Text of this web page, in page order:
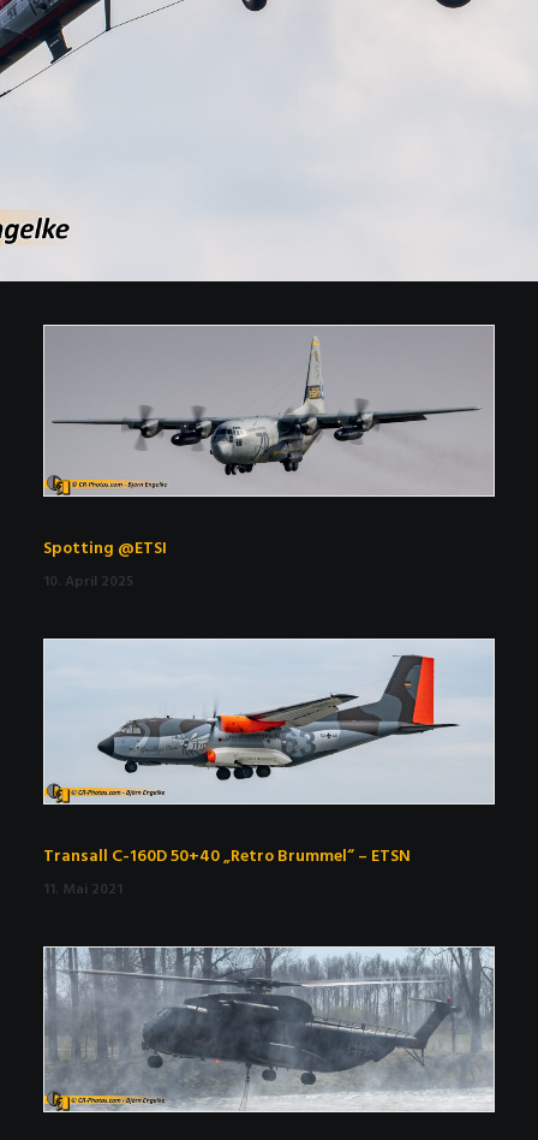
Spotting @ETSI
10. April 2025
Transall C-160D 50+40 „Retro Brummel“ – ETSN
11. Mai 2021